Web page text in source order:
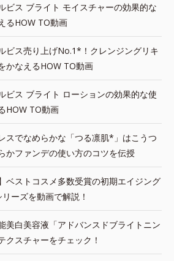
ビス ブライト モイスチャーの効果的な
るHOW TO動画
ビス売り上げNo.1*！クレンジングリキ
かなえるHOW TO動画
ビス ブライト ローションの効果的な使
HOW TO動画
スでなめらかな「つる凛肌*」はこうつ
かファンデの使い方のコツを伝授
ベストコスメ多数受賞の初期エイジング
ーズを動画で解説！
美白美容液「アドバンスドブライトニン
クスチャーをチェック！